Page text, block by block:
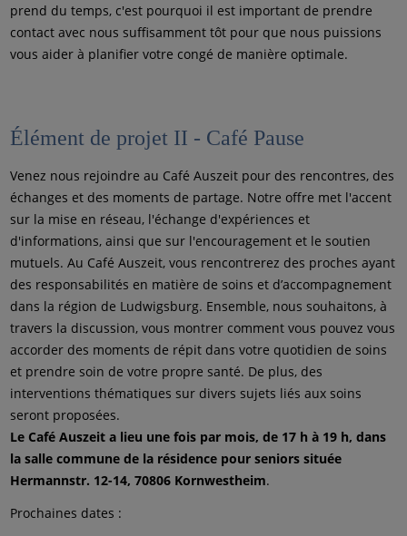
prend du temps, c'est pourquoi il est important de prendre
contact avec nous suffisamment tôt pour que nous puissions
vous aider à planifier votre congé de manière optimale.
Élément de projet II - Café Pause
Venez nous rejoindre au Café Auszeit pour des rencontres, des
échanges et des moments de partage. Notre offre met l'accent
sur la mise en réseau, l'échange d'expériences et
d'informations, ainsi que sur l'encouragement et le soutien
mutuels. Au Café Auszeit, vous rencontrerez des proches ayant
des responsabilités en matière de soins et d’accompagnement
dans la région de Ludwigsburg. Ensemble, nous souhaitons, à
travers la discussion, vous montrer comment vous pouvez vous
accorder des moments de répit dans votre quotidien de soins
et prendre soin de votre propre santé. De plus, des
interventions thématiques sur divers sujets liés aux soins
seront proposées.
Le Café Auszeit a lieu une fois par mois, de 17 h à 19 h, dans
la salle commune de la résidence pour seniors située
Hermannstr. 12-14, 70806 Kornwestheim.
Prochaines dates :